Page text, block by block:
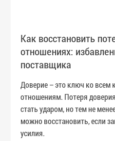
Как восстановить
отношениях:
поставщика
Доверие – это ключ ко всем
отношениям. Потеря
стать ударом, но тем не
можно восстановить, если
усилия.